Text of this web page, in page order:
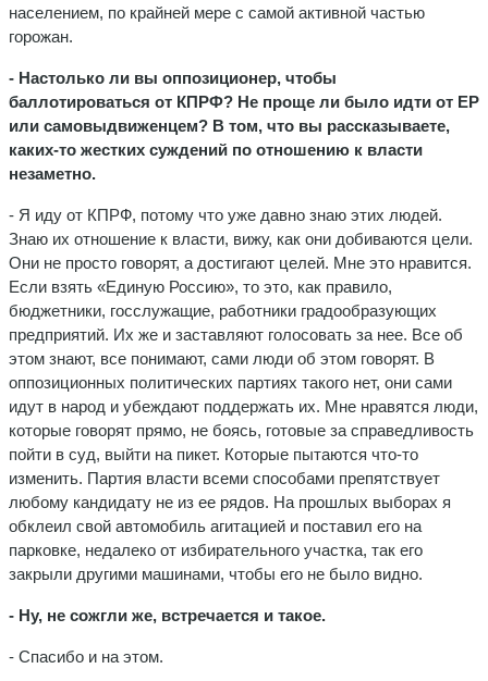
населением, по крайней мере с самой активной частью
горожан.
- Настолько ли вы оппозиционер, чтобы
баллотироваться от КПРФ? Не проще ли было идти от ЕР
или самовыдвиженцем? В том, что вы рассказываете,
каких-то жестких суждений по отношению к власти
незаметно.
- Я иду от КПРФ, потому что уже давно знаю этих людей.
Знаю их отношение к власти, вижу, как они добиваются цели.
Они не просто говорят, а достигают целей. Мне это нравится.
Если взять «Единую Россию», то это, как правило,
бюджетники, госслужащие, работники градообразующих
предприятий. Их же и заставляют голосовать за нее. Все об
этом знают, все понимают, сами люди об этом говорят. В
оппозиционных политических партиях такого нет, они сами
идут в народ и убеждают поддержать их. Мне нравятся люди,
которые говорят прямо, не боясь, готовые за справедливость
пойти в суд, выйти на пикет. Которые пытаются что-то
изменить. Партия власти всеми способами препятствует
любому кандидату не из ее рядов. На прошлых выборах я
обклеил свой автомобиль агитацией и поставил его на
парковке, недалеко от избирательного участка, так его
закрыли другими машинами, чтобы его не было видно.
- Ну, не сожгли же, встречается и такое.
- Спасибо и на этом.